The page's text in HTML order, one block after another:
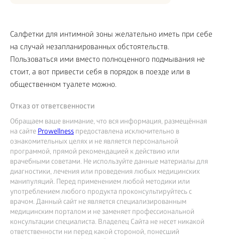
Салфетки для интимной зоны желательно иметь при себе
на случай незапланированных обстоятельств.
Пользоваться ими вместо полноценного подмывания не
стоит, а вот привести себя в порядок в поезде или в
общественном туалете можно.
Отказ от ответсвенности
Обращаем ваше внимание, что вся информация, размещённая
на сайтеProwellness предоставлена исключительно в
ознакомительных целях и не является персональной
программой, прямой рекомендацией к действию или
врачебными советами. Не используйте данные материалы для
диагностики, лечения или проведения любых медицинских
манипуляций. Перед применением любой методики или
употреблением любого продукта проконсультируйтесь с
врачом. Данный сайт не является специализированным
медицинским порталом и не заменяет профессиональной
консультации специалиста. Владелец Сайта не несет никакой
ответственности ни перед какой стороной, понесший